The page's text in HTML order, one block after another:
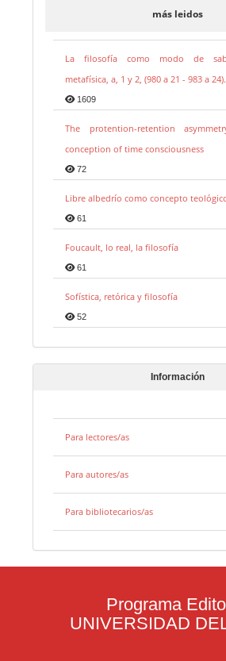
más leidos
La filosofía como modo de
metafísica, a, 1 y 2, (980 a 21 - 983 a 24).
1609
The protention-retention
conception of time consciousness
72
Libre albedrío como concepto
61
Foucault, lo real, la filosofía
61
Sofística, retórica y filosofía
52
Información
Para lectores/as
Para autores/as
Para bibliotecarios/as
Programa
UNIVERSIDAD